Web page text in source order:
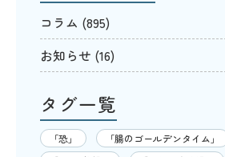
コラム (895)
お知らせ (16)
タグ一覧
「恐」 「腸のゴールデンタイム」